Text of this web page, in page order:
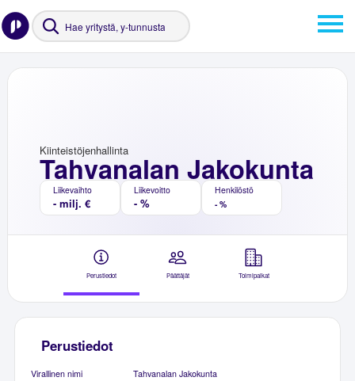
Tahvanalan Jakokunta
Kiinteistöjenhallinta
Liikevaihto
- milj. €
Liikevoitto
- %
Henkilöstö
- %
Perustiedot Päättäjät Toimipaikat
Perustiedot
Virallinen nimi
Tahvanalan Jakokunta